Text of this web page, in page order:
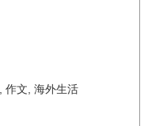
作文 海外生活